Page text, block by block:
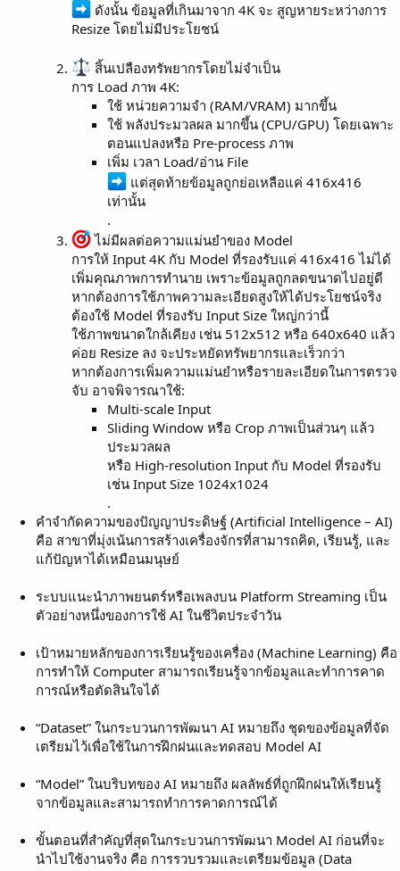
ดังนั้น ข้อมูลที่เกินมาจาก 4K จะ สูญหายระหว่างการ
Resize โดยไม่มีประโยชน์
สิ้นเปลืองทรัพยากรโดยไม่จำเป็น
การ Load ภาพ 4K:
ใช้ หน่วยความจำ (RAM/VRAM) มากขึ้น
ใช้ พลังประมวลผล มากขึ้น (CPU/GPU) โดยเฉพาะ
ตอนแปลงหรือ Pre-process ภาพ
เพิ่ม เวลา Load/อ่าน File
แต่สุดท้ายข้อมูลถูกย่อเหลือแค่ 416x416
เท่านั้น
.
ไม่มีผลต่อความแม่นยำของ Model
การให้ Input 4K กับ Model ที่รองรับแค่ 416x416 ไม่ได้
เพิ่มคุณภาพการทำนาย เพราะข้อมูลถูกลดขนาดไปอยู่ดี
หากต้องการใช้ภาพความละเอียดสูงให้ได้ประโยชน์จริง
ต้องใช้ Model ที่รองรับ Input Size ใหญ่กว่านี้
ใช้ภาพขนาดใกล้เคียง เช่น 512x512 หรือ 640x640 แล้ว
ค่อย Resize ลง จะประหยัดทรัพยากรและเร็วกว่า
หากต้องการเพิ่มความแม่นยำหรือรายละเอียดในการตรวจ
จับ อาจพิจารณาใช้:
Multi-scale Input
Sliding Window หรือ Crop ภาพเป็นส่วนๆ แล้ว
ประมวลผล
หรือ High-resolution Input กับ Model ที่รองรับ
เช่น Input Size 1024x1024
.
คำจำกัดความของปัญญาประดิษฐ์ (Artificial Intelligence – AI)
คือ สาขาที่มุ่งเน้นการสร้างเครื่องจักรที่สามารถคิด, เรียนรู้, และ
แก้ปัญหาได้เหมือนมนุษย์
ระบบแนะนำภาพยนตร์หรือเพลงบน Platform Streaming เป็น
ตัวอย่างหนึ่งของการใช้ AI ในชีวิตประจำวัน
เป้าหมายหลักของการเรียนรู้ของเครื่อง (Machine Learning) คือ
การทำให้ Computer สามารถเรียนรู้จากข้อมูลและทำการคาด
การณ์หรือตัดสินใจได้
“Dataset” ในกระบวนการพัฒนา AI หมายถึง ชุดของข้อมูลที่จัด
เตรียมไว้เพื่อใช้ในการฝึกฝนและทดสอบ Model AI
“Model” ในบริบทของ AI หมายถึง ผลลัพธ์ที่ถูกฝึกฝนให้เรียนรู้
จากข้อมูลและสามารถทำการคาดการณ์ได้
ขั้นตอนที่สำคัญที่สุดในกระบวนการพัฒนา Model AI ก่อนที่จะ
นำไปใช้งานจริง คือ การรวบรวมและเตรียมข้อมูล (Data